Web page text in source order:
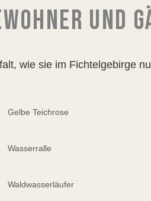
UND
wie sie im Fichtelgebirge
Gelbe Teichrose
Wasserralle
Waldwasserläufer